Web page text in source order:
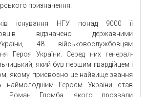
призначення.
існування НГУ понад 9000 її
відзначено державними
48 військовослужбовцям
Героя України. Серед них генерал-
який був першим гвардійцем і
якому присвоєно це найвище звання
Героєм України став
Роман Гломба, якого прозвали